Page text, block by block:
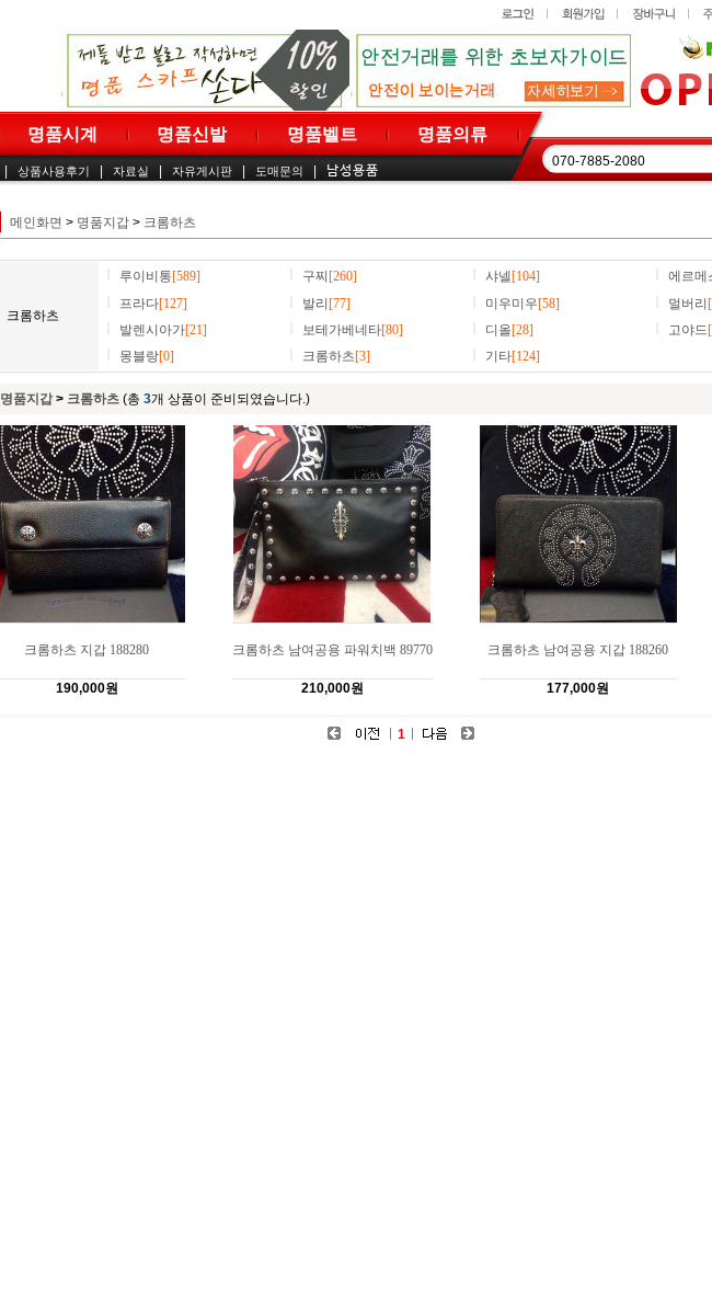
명품시계 명품신발 명품벨트 명품의류
상품사용후기 자료실 자유게시판 도매문의
메인화면 > 명품지갑 > 크롬하츠
크롬하츠
루이비통[589] 구찌 [260] 샤넬 [104] 에르메
프라다[127] 발리 [77] 미우미우[58] 멀버리
발렌시아가[21] 보테가베네타[80] 디올[28] 고야드
몽블랑[0] 크롬하츠[3] 기타[124]
명품지갑> 크롬하츠 (총 3개 상품이 준비되였습니다.)
크롬하츠 지갑 188280
190,000원
크롬하츠 남여공용 파워치백 89770
210,000원
크롬하츠 남여공용 지갑 188260
177,000원
1